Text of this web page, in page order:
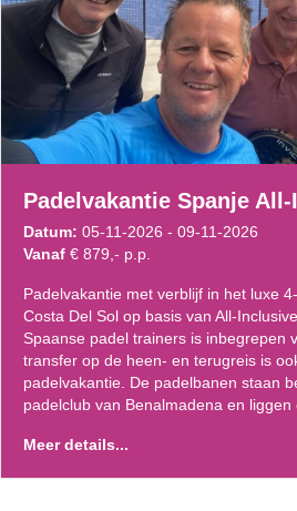
Padelvakantie Spanje
Datum: 05-11-2026 - 09-11-2026
Vanaf € 879,- p.p.
Padelvakantie met verblijf in het luxe
Costa Del Sol op basis van All-
Spaanse padel trainers is inbegrepen
transfer op de heen- en terugreis is
padelvakantie. De padelbanen staan
padelclub van Benalmadena en liggen
Meer details...